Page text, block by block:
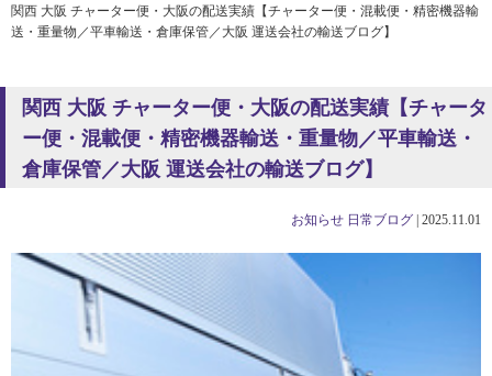
関西 大阪 チャーター便・大阪の配送実績【チャーター便・混載便・精密機器輸
送・重量物／平車輸送・倉庫保管／大阪 運送会社の輸送ブログ】
関西 大阪 チャーター便・大阪の配送実績【チャータ
ー便・混載便・精密機器輸送・重量物／平車輸送・
倉庫保管／大阪 運送会社の輸送ブログ】
お知らせ 日常ブログ 2025.11.01